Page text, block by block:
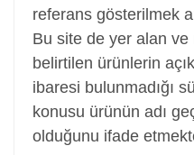
referans gösterilmek
Bu site de yer alan
belirtilen ürünlerin
ibaresi bulunmadığı
konusu ürünün adı
olduğunu ifade